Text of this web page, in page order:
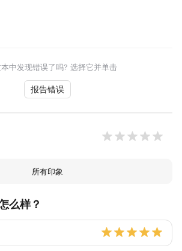
中发现错误了吗? 选择它并单击
报告错误
所有印象
么样？